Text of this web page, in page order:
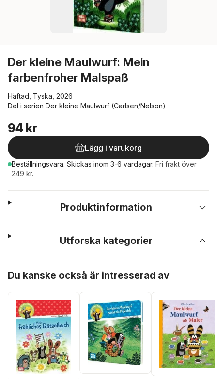
Der kleine Maulwurf: Mein
farbenfroher Malspaß
Häftad, Tyska, 2026
Del i serien Der kleine Maulwurf (Carlsen/Nelson)
94 kr
Lägg i varukorg
Beställningsvara. Skickas inom 3-6 vardagar. Fri frakt över
249 kr.
Produktinformation
Utforska kategorier
Du kanske också är intresserad av